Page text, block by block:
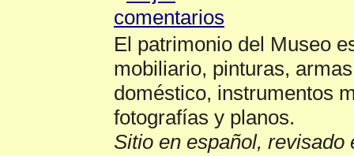
El patrimonio del Museo
mobiliario, pinturas,
doméstico, instrumentos
fotografías y planos.
Sitio en español, revisado